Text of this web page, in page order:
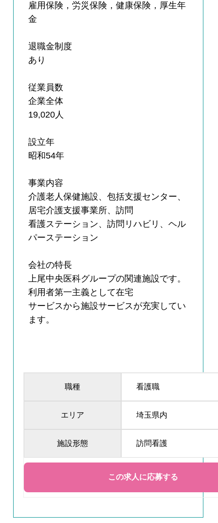
雇用保険，労災保険，健康保険，厚生年
金
退職金制度
あり
従業員数
企業全体
19,020人
設立年
昭和54年
事業内容
介護老人保健施設、包括支援センター、
居宅介護支援事業所、訪問
看護ステーション、訪問リハビリ、ヘル
パーステーション
会社の特長
上尾中央医科グループの関連施設です。
利用者第一主義として在宅
サービスから施設サービスが充実してい
ます。
職種 看護職
エリア 埼玉県内
施設形態 訪問看護